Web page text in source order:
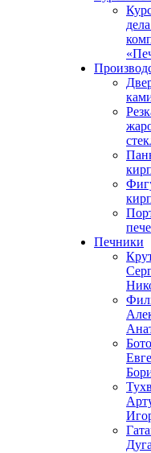
Печники